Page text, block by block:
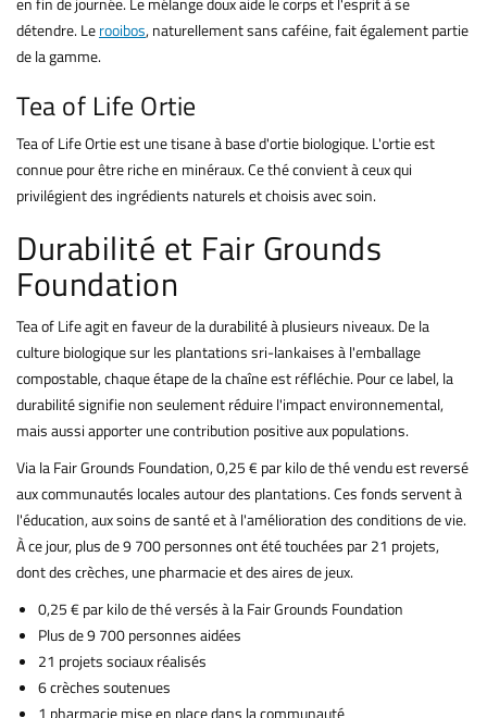
détendre. Lerooibos, naturellement sans caféine, fait également partie
de la gamme.
Tea of Life Ortie
Tea of Life Ortie est une tisane à base d'ortie biologique. L'ortie est
connue pour être riche en minéraux. Ce thé convient à ceux qui
privilégient des ingrédients naturels et choisis avec soin.
Durabilité et Fair Grounds
Foundation
Tea of Life agit en faveur de la durabilité à plusieurs niveaux. De la
culture biologique sur les plantations sri-lankaises à l'emballage
compostable, chaque étape de la chaîne est réfléchie. Pour ce label, la
durabilité signifie non seulement réduire l'impact environnemental,
mais aussi apporter une contribution positive aux populations.
Via la Fair Grounds Foundation, 0,25 € par kilo de thé vendu est reversé
aux communautés locales autour des plantations. Ces fonds servent à
l'éducation, aux soins de santé et à l'amélioration des conditions de vie.
À ce jour, plus de 9 700 personnes ont été touchées par 21 projets,
dont des crèches, une pharmacie et des aires de jeux.
0,25 € par kilo de thé versés à la Fair Grounds Foundation
Plus de 9 700 personnes aidées
21 projets sociaux réalisés
6 crèches soutenues
1 pharmacie mise en place dans la communauté